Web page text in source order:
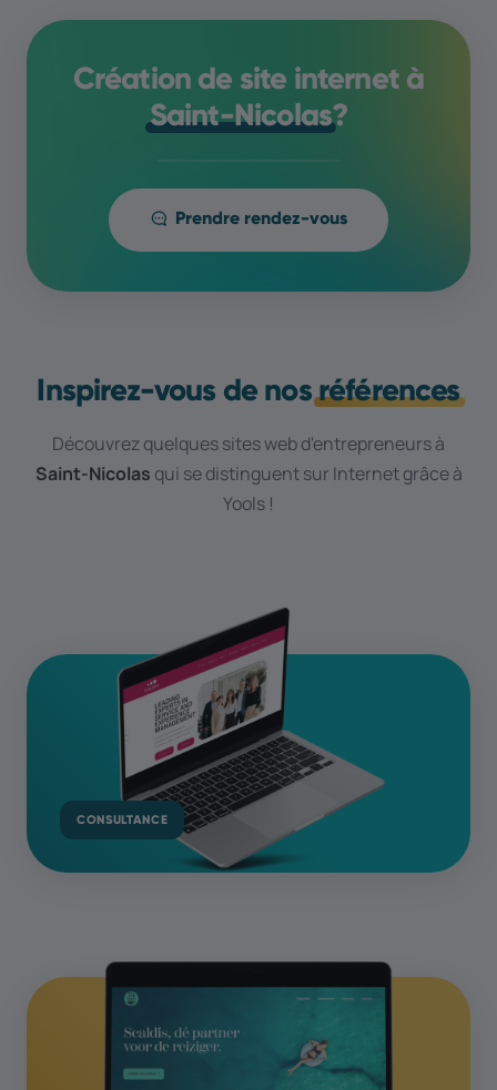
Création de site internet à
Saint-Nicolas?
Prendre rendez-vous
Inspirez-vous de nosréférences
Découvrez quelques sites web d'entrepreneurs à
Saint-Nicolas qui se distinguent sur Internet grâce à
Yools !
CONSULTANCE